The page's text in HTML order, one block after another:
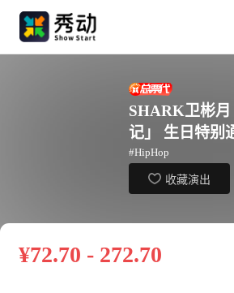
SHARK卫彬月
记」 生日特别
#HipHop
收藏演出
¥72.70 - 272.70